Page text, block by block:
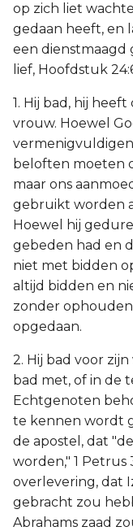
op zich liet
gedaan heeft, en
een dienstmaagd
lief, Hoofdstuk
1. Hij bad, hij
vrouw. Hoewel
beloften moeten
maar ons
gebruikt worden
Hoewel hij
gebeden had en
niet met bidden
altijd bidden en
zonder
opgedaan.
2. Hij bad voor
bad met, of in de
Echtgenoten
te kennen wordt
de apostel, dat
worden," 1 Petrus
overlevering, dat
gebracht zou
Abrahams zaad